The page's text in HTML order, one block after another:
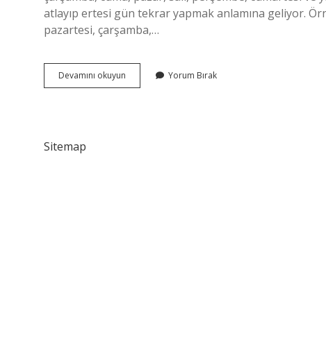
atlayıp ertesi gün tekrar yapmak anlamına geliyor.
pazartesi, çarşamba,…
Devamını okuyun
Aşırı
Yorum Bırak
Sitemap